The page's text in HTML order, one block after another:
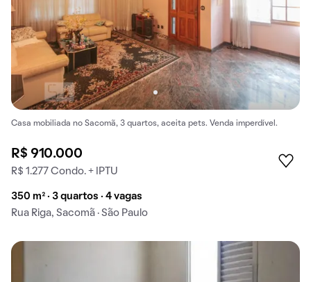
Casa mobiliada no Sacomã, 3 quartos, aceita pets. Venda imperdível.
R$ 910.000
R$ 1.277 Condo. + IPTU
350 m² · 3 quartos · 4 vagas
Rua Riga, Sacomã · São Paulo